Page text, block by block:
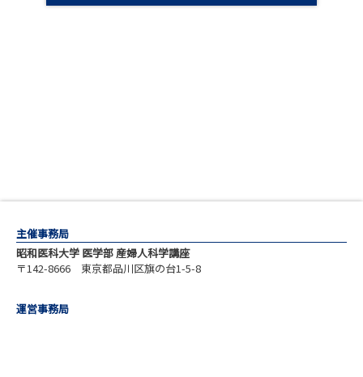
主催事務局
昭和医科大学 医学部 産婦人科学講座
〒142-8666 東京都品川区旗の台1-5-8
運営事務局